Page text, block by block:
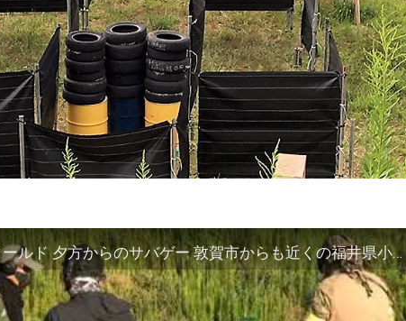
勢浜のサバゲーフィールド 夕方からのサバゲー 敦賀市からも近くの福井県小浜市シューティングレンジ エアガン